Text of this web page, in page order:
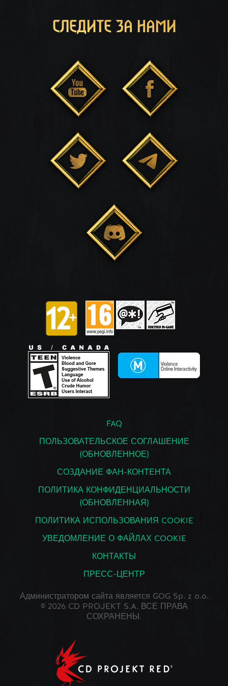
СЛЕДИТЕ ЗА НАМИ
FAQ
ПОЛЬЗОВАТЕЛЬСКОЕ СОГЛАШЕНИЕ
(ОБНОВЛЕННОЕ)
СОЗДАНИЕ ФАН-КОНТЕНТА
ПОЛИТИКА КОНФИДЕНЦИАЛЬНОСТИ
(ОБНОВЛЕННАЯ)
ПОЛИТИКА ИСПОЛЬЗОВАНИЯ COOKIE
УВЕДОМЛЕНИЕ О ФАЙЛАХ COOKIE
КОНТАКТЫ
ПРЕСС-ЦЕНТР
Администратором сайта является GOG Sp. z o.o.
© 2026 CD PROJEKT S.A. ВСЕ ПРАВА
СОХРАНЕНЫ.